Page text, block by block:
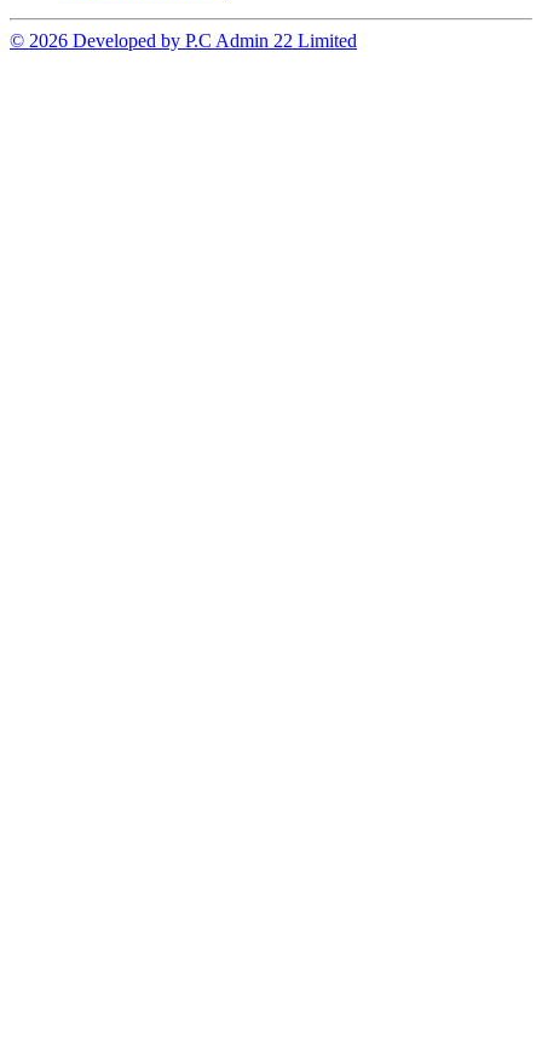
© 2026 Developed by P.C Admin 22 Limited